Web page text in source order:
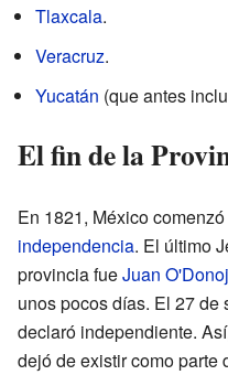
Tlaxcala.
Veracruz.
Yucatán (que antes
El fin de la
En 1821, México
independencia. El último
provincia fueJuan
unos pocos días. El 27
declaró independiente.
dejó de existir como parte